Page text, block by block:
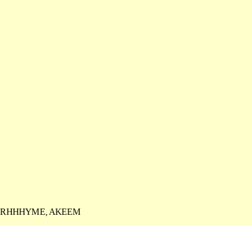
AKEEM